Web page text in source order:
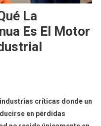
La
Es El Motor
críticas donde un
en pérdidas